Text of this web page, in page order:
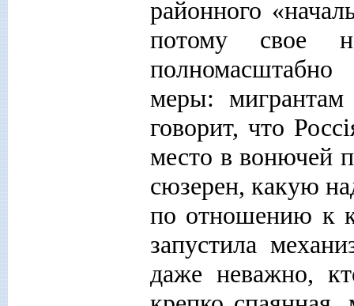
районного
потому свое
меры:
говорит, что Россi
место в вонючей
сюзерен, какую
по отношению к
запустила
даже неважно,